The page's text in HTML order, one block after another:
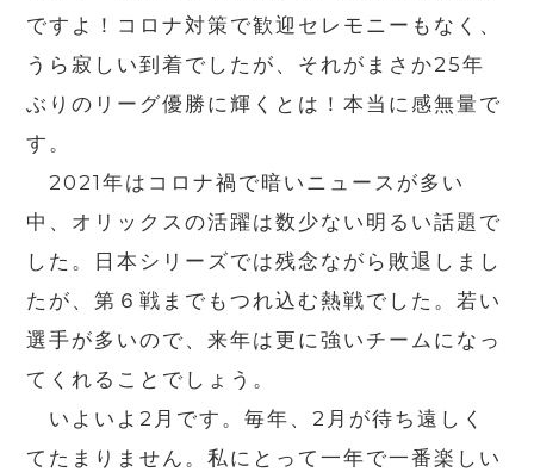
ですよ！コロナ対策で歓迎セレモニーもなく、
うら寂しい到着でしたが、それがまさか25年
ぶりのリーグ優勝に輝くとは！本当に感無量で
す。
2021年はコロナ禍で暗いニュースが多い
中、オリックスの活躍は数少ない明るい話題で
した。日本シリーズでは残念ながら敗退しまし
たが、第６戦までもつれ込む熱戦でした。若い
選手が多いので、来年は更に強いチームになっ
てくれることでしょう。
いよいよ2月です。毎年、2月が待ち遠しく
てたまりません。私にとって一年で一番楽しい